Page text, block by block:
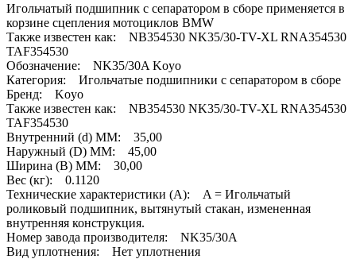
Игольчатый подшипник с сепаратором в сборе применяется в
корзине сцепления мотоциклов BMW
Также известен как: NB354530 NK35/30-TV-XL RNA354530
TAF354530
Обозначение: NK35/30A Koyo
Категория: Игольчатые подшипники с сепаратором в сборе
Бренд: Koyo
Также известен как: NB354530 NK35/30-TV-XL RNA354530
TAF354530
Внутренний (d) ММ: 35,00
Наружный (D) ММ: 45,00
Ширина (B) MM: 30,00
Вес (кг): 0.1120
Технические характеристики (A): A = Игольчатый
роликовый подшипник, вытянутый стакан, измененная
внутренняя конструкция.
Номер завода производителя: NK35/30A
Вид уплотнения: Нет уплотнения